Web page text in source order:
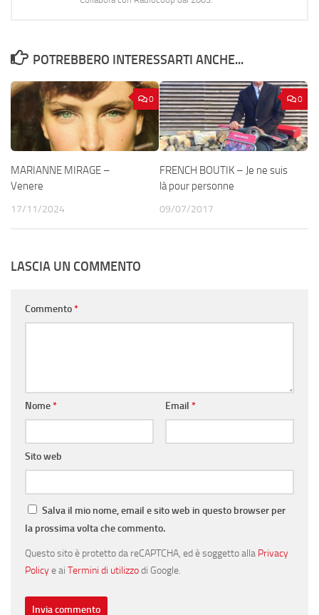
POTREBBERO INTERESSARTI ANCHE...
0
MARIANNE MIRAGE –
Venere
17/11/2024
0
FRENCH BOUTIK – Je ne suis
là pour personne
09/07/2017
LASCIA UN COMMENTO
Commento*
Nome* Email *
Sito web
Salva il mio nome, email e sito web in questo browser per
la prossima volta che commento.
Questo sito è protetto da reCAPTCHA, ed è soggetto alla Privacy
Policye ai Termini di utilizzodi Google.